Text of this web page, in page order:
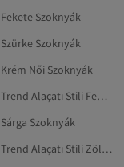
Fekete Szoknyák
Szürke Szoknyák
Krém Női Szoknyák
Trend Alaçatı Stili Fehér Szoknyák
Sárga Szoknyák
Trend Alaçatı Stili Zöld Szoknyák